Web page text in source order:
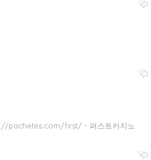
pachetes.com/first/ - 퍼스트카지노